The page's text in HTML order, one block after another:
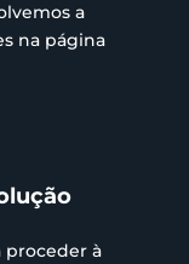
a
na página
proceder à